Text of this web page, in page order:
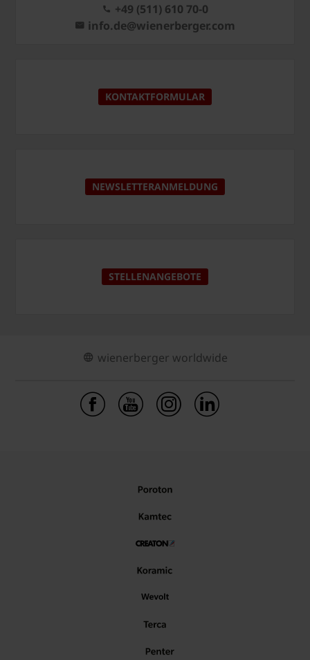
+49 (511) 610 70-0
info.de@wienerberger.com
KONTAKTFORMULAR
NEWSLETTERANMELDUNG
STELLENANGEBOTE
wienerberger worldwide